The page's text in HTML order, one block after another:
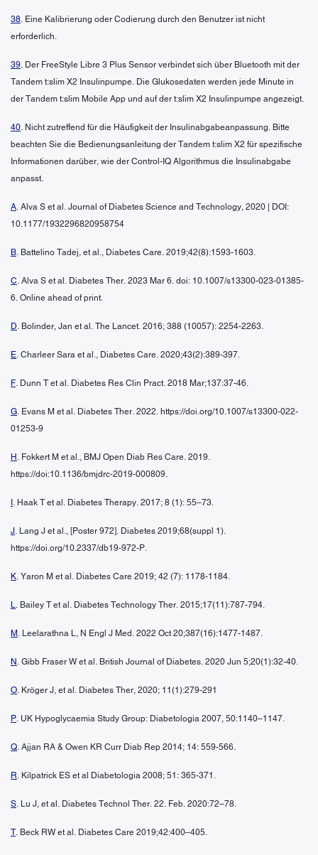
38. Eine Kalibrierung oder Codierung durch den Benutzer ist nicht
erforderlich.
39. Der FreeStyle Libre 3 Plus Sensor verbindet sich über Bluetooth mit der
Tandem t:slim X2 Insulinpumpe. Die Glukosedaten werden jede Minute in
der Tandem t:slim Mobile App und auf der t:slim X2 Insulinpumpe angezeigt.
40. Nicht zutreffend für die Häufigkeit der Insulinabgabeanpassung. Bitte
beachten Sie die Bedienungsanleitung der Tandem t:slim X2 für spezifische
Informationen darüber, wie der Control-IQ Algorithmus die Insulinabgabe
anpasst.
A. Alva S et al. Journal of Diabetes Science and Technology, 2020 | DOI:
10.1177/1932296820958754
B. Battelino Tadej, et al., Diabetes Care. 2019;42(8):1593-1603.
C. Alva S et al. Diabetes Ther. 2023 Mar 6. doi: 10.1007/s13300-023-01385-
6. Online ahead of print.
D. Bolinder, Jan et al. The Lancet. 2016; 388 (10057): 2254-2263.
E. Charleer Sara et al., Diabetes Care. 2020;43(2):389-397.
F. Dunn T et al. Diabetes Res Clin Pract. 2018 Mar;137:37-46.
G. Evans M et al. Diabetes Ther. 2022. https://doi.org/10.1007/s13300-022-
01253-9
H . Fokkert M et al., BMJ Open Diab Res Care. 2019.
https://doi:10.1136/bmjdrc-2019-000809.
. Haak T et al. Diabetes Therapy. 2017; 8 (1): 55–73.
J. Lang J et al., [Poster 972]. Diabetes 2019;68(suppl 1).
https://doi.org/10.2337/db19-972-P.
K. Yaron M et al. Diabetes Care 2019; 42 (7): 1178-1184.
L. Bailey T et al. Diabetes Technology Ther. 2015;17(11):787-794.
M . Leelarathna L, N Engl J Med. 2022 Oct 20;387(16):1477-1487.
N . Gibb Fraser W et al. British Journal of Diabetes. 2020 Jun 5;20(1):32-40.
O. Kröger J, et al. Diabetes Ther, 2020; 11(1):279-291
P. UK Hypoglycaemia Study Group: Diabetologia 2007, 50:1140–1147.
Q. Ajjan RA & Owen KR Curr Diab Rep 2014; 14: 559-566.
R. Kilpatrick ES et al Diabetologia 2008; 51: 365-371.
S. Lu J, et al. Diabetes Technol Ther. 22. Feb. 2020:72–78.
T. Beck RW et al. Diabetes Care 2019;42:400–405.